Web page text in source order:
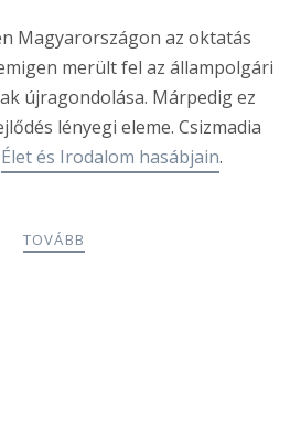
Magyarországon az oktatás
merült fel az állampolgári
újragondolása. Márpedig ez
lényegi eleme. Csizmadia
Élet és Irodalom hasábjain.
TOVÁBB